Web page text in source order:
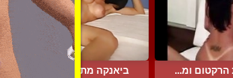
ומ... ביאנקה מתענגת מבולבול בי...